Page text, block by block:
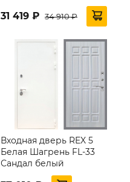
31 419 ₽ 34 910 ₽
Входная дверь REX 5
Белая Шагрень FL-33
Сандал белый